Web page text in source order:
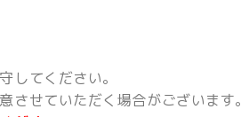
してください。
せていただく場合がございます。